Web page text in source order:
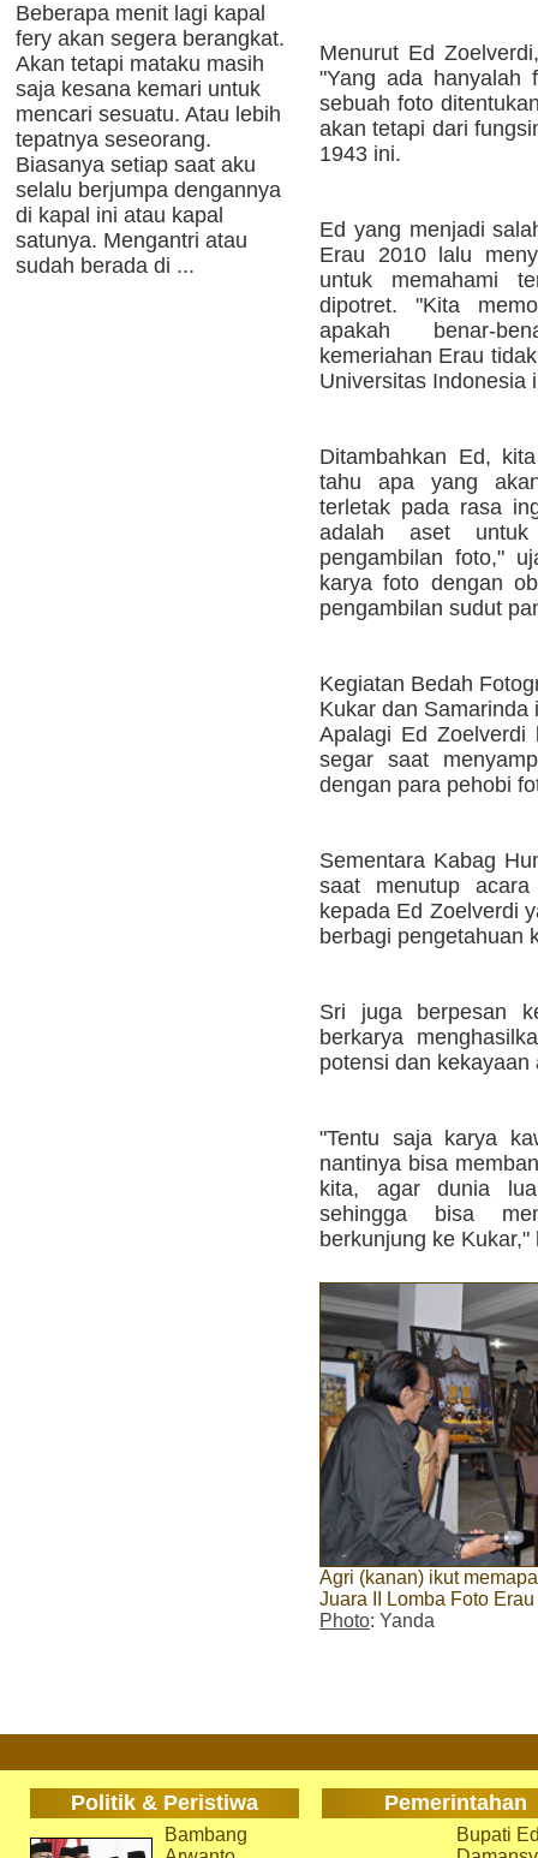
Beberapa menit lagi kapal
fery akan segera berangkat.
Akan tetapi mataku masih
saja kesana kemari untuk
mencari sesuatu. Atau lebih
tepatnya seseorang.
Biasanya setiap saat aku
selalu berjumpa dengannya
di kapal ini atau kapal
satunya. Mengantri atau
sudah berada di ...
Menurut Ed
"Yang ada hanyalah
sebuah foto
akan tetapi dari
1943 ini.
Ed yang menjadi
Erau 2010 lalu
untuk memahami
dipotret. "Kita
apakah benar-
kemeriahan Erau
Universitas Indonesia
Ditambahkan Ed,
tahu apa yang
terletak pada rasa
adalah aset untuk
pengambilan foto,"
karya foto dengan
pengambilan sudut
Kegiatan Bedah
Kukar dan Samarinda
Apalagi Ed Zoelverdi
segar saat
dengan para pehobi
Sementara Kabag
saat menutup
kepada Ed Zoelverdi
berbagi pengetahuan
Sri juga berpesan
berkarya
potensi dan
"Tentu saja karya
nantinya bisa
kita, agar dunia
sehingga bisa
berkunjung ke Kukar,"
Agri (kanan) ikut
Juara II Lomba Foto
Photo: Yanda
Politik & Peristiwa Pemerintahan
Bambang
Bupati